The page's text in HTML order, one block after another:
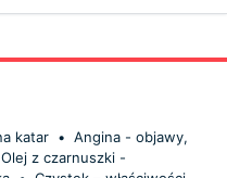
katar • Angina - objawy,
Olej z czarnuszki -